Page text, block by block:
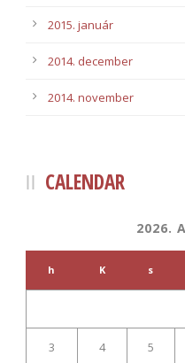
2015. január
2014. december
2014. november
CALENDAR
2026.
h K s
3 4 5